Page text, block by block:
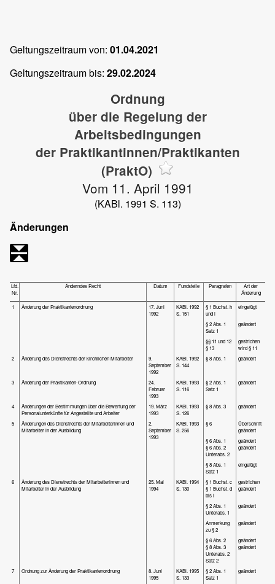
Geltungszeitraum von: 01.04.2021
Geltungszeitraum bis: 29.02.2024
Ordnung
über die Regelung der
Arbeitsbedingungen
der Praktikantinnen/Praktikanten
(PraktO)
Vom 11. April 1991
(KABl. 1991 S. 113)
Änderungen
Lfd.
Nr.
Änderndes Recht Datum Fundstelle Paragrafen
Art der
Änderung
1 Änderung der Praktikantenordnung
17. Juni
1992
KABl. 1992
S. 151
§ 1 Buchst. h
und i
eingefügt
§ 2 Abs. 1
Satz 1
geändert
§§ 11 und 12
§ 13
gestrichen
wird § 11
2
Änderung des Dienstrechts der kirchlichen Mitarbeiter
9.
September
1992
KABl. 1992
S. 144
§ 8 Abs. 1 geändert
3 Änderung der Praktikanten-Ordnung
24.
Februar
1993
KABl. 1993
S. 116
§ 2 Abs. 1
Satz 1
geändert
4
Änderungen der Bestimmungen über die Bewertung der
Personalunterkünfte für Angestellte und Arbeiter
19. März
1993
KABl. 1993
S. 126
§ 8 Abs. 3 geändert
5
Änderungen des Dienstrechts der Mitarbeiterinnen und
Mitarbeiter in der Ausbildung
2.
September
1993
KABl. 1993
S. 256
§ 6
Überschrift
geändert
§ 6 Abs. 1
§ 6 Abs. 2
Unterabs. 2
geändert
geändert
§ 8 Abs. 1
Satz 1
eingefügt
6
Änderung des Dienstrechts der Mitarbeiterinnen und
Mitarbeiter in der Ausbildung
25. Mai
1994
KABl. 1994
S. 130
§ 1 Buchst. c
§ 1 Buchst. d
bis i
gestrichen
geändert
§ 2 Abs. 1
Unterabs. 1
geändert
Anmerkung
zu § 2
geändert
§ 6 Abs. 2
§ 8 Abs. 3
Unterabs. 2
Satz 2
geändert
geändert
7 Ordnung zur Änderung der Praktikantenordnung
8. Juni
1995
KABl. 1995
S. 133
§ 2 Abs. 1
Satz 1
geändert